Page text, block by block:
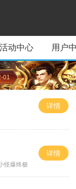
活动中心 用户
01
详情
怪爆终极
详情